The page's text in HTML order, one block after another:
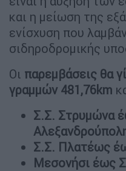
και η μείωση της
ενίσχυση που
σιδηροδρομικής
Οι παρεμβάσεις θα
γραμμών 481,76km
Σ.Σ. Στρυμώνα
Σ.Σ. Πλατέως
Μεσονήσι έως